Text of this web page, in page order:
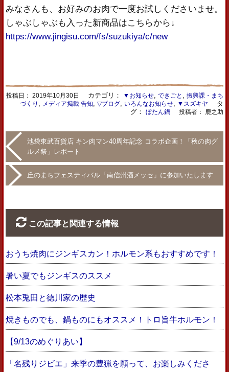
みなさんも、お好みのお肉で一度お試しくださいませ。
しゃぶしゃぶも入った新商品はこちらから↓
https://www.jingisu.com/fs/suzukiya/c/new
投稿日： 2019年10月30日 カテゴリ： ▼お知らせ, できごと
振興課・まち
づくり
メディア掲載 告知 ▽ブログ, いろんなお知らせ, ▼スズキヤ タ
グ： ぼたん鍋 投稿者： 鹿之助
池袋東武百貨店 キン肉マン40周年記念 コラボ企画！「秋の肉グ
ルメ祭」レポート
丘のまちフェスティバル「南信州酒メッセ」に参加いたします
この記事と関連する情報
おうち焼肉にジンギスカン！ホルモン系もおすすめです！
暑い夏でもジンギスのススメ
松本兎田と徳川家の歴史
焼きものでも、鍋ものにもオススメ！トロ旨牛ホルモン！
【9/13のめぐりあい】
「名残りジビエ」来季の豊猟を願って、お楽しみくださ